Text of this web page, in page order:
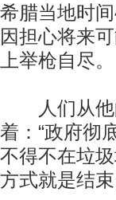
希腊当地时
因担心将来
上举枪自尽。
人们从他
着：“政府彻
不得不在垃
方式就是结